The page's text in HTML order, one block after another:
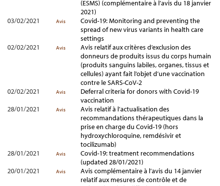
(ESMS) (complémentaire à l’avis du 18 janvier
2021)
03/02/2021
Avis
Covid-19: Monitoring and preventing the
spread of new virus variants in health care
settings
02/02/2021
Avis
Avis relatif aux critères d’exclusion des
donneurs de produits issus du corps humain
(produits sanguins labiles, organes, tissus et
cellules) ayant fait l’objet d’une vaccination
contre le SARS-CoV-2
02/02/2021
Avis
Deferral criteria for donors with Covid-19
vaccination
28/01/2021
Avis
Avis relatif à l’actualisation des
recommandations thérapeutiques dans la
prise en charge du Covid-19 (hors
hydroxychloroquine, remdésivir et
tocilizumab)
28/01/2021
Avis
Covid-19: treatment recommendations
(updated 28/01/2021)
20/01/2021
Avis
Avis complémentaire à l’avis du 14 janvier
relatif aux mesures de contrôle et de